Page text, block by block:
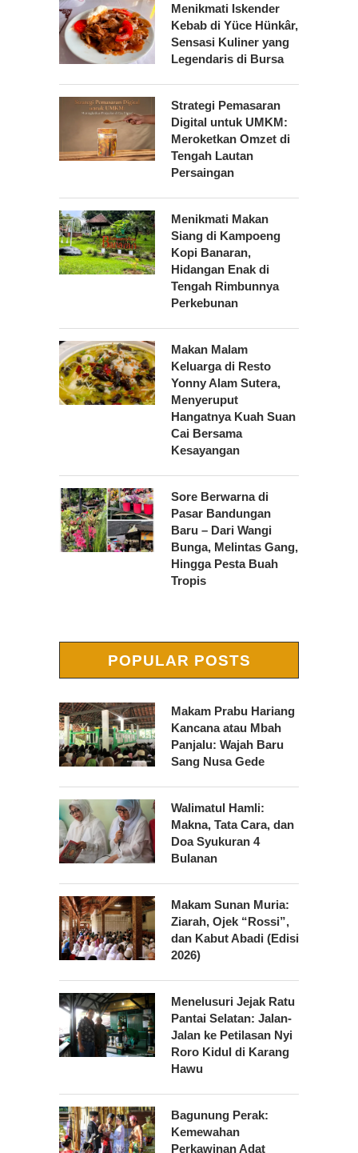
Menikmati Iskender
Kebab di Yüce Hünkâr,
Sensasi Kuliner yang
Legendaris di Bursa
Strategi Pemasaran
Digital untuk UMKM:
Meroketkan Omzet di
Tengah Lautan
Persaingan
Menikmati Makan
Siang di Kampoeng
Kopi Banaran,
Hidangan Enak di
Tengah Rimbunnya
Perkebunan
Makan Malam
Keluarga di Resto
Yonny Alam Sutera,
Menyeruput
Hangatnya Kuah Suan
Cai Bersama
Kesayangan
Sore Berwarna di
Pasar Bandungan
Baru – Dari Wangi
Bunga, Melintas Gang,
Hingga Pesta Buah
Tropis
POPULAR POSTS
Makam Prabu Hariang
Kancana atau Mbah
Panjalu: Wajah Baru
Sang Nusa Gede
Walimatul Hamli:
Makna, Tata Cara, dan
Doa Syukuran 4
Bulanan
Makam Sunan Muria:
Ziarah, Ojek “Rossi”,
dan Kabut Abadi (Edisi
2026)
Menelusuri Jejak Ratu
Pantai Selatan: Jalan-
Jalan ke Petilasan Nyi
Roro Kidul di Karang
Hawu
Bagunung Perak:
Kemewahan
Perkawinan Adat